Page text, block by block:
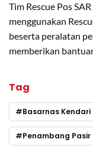
Tim Rescue Pos
menggunakan
beserta peralatan
memberikan
Tag
Basarnas Kendari
Penambang Pasir